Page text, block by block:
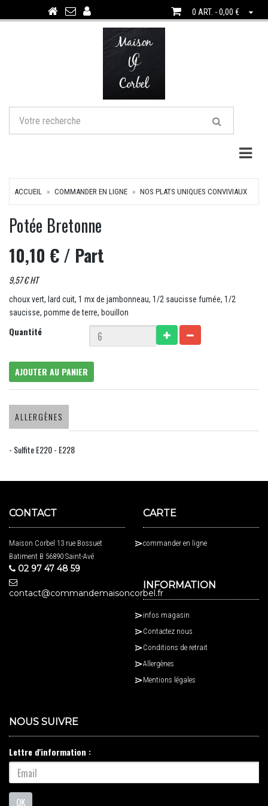
0 ART. - 0,00 €
ACCUEIL COMMANDER EN LIGNE NOS PLATS UNIQUES CONVIVIAUX
Potée Bretonne
10,10 €/ Part
9,57 € HT
choux vert, lard cuit, 1 mx de jambonneau, 1/2 saucisse fumée, 1/2
saucisse, pomme de terre, bouillon
Quantité
AJOUTER AU PANIER
ALLERGÈNES
- Sulfite E220 - E228
CONTACT
Maison Corbel 13 rue Bossuet
Batiment B 56890 Saint-Avé
02 97 47 48 59
contact@commandemaisoncorbel.fr
CARTE
commander en ligne
INFORMATION
infos magasin
Contactez nous
Conditions de retrait
Allergènes
Mentions légales
NOUS SUIVRE
Lettre d'information :
OK